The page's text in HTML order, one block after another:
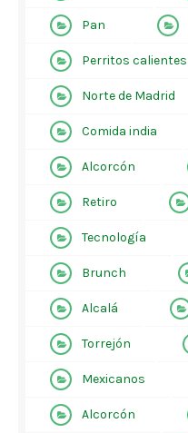
Pan
Perritos calientes
Norte de Madrid
Comida india
Alcorcón
Retiro
Tecnología
Brunch
Alcalá
Torrejón
Mexicanos
Alcorcón